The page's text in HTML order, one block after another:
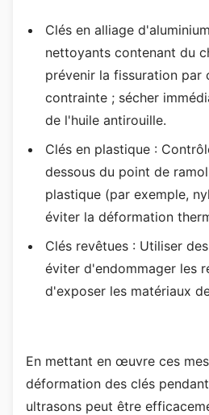
Clés en alliage
nettoyants contenant du
prévenir la fissuration par
contrainte ; sécher
de l'huile antirouille.
Clés en plastique :
dessous du point de
plastique (par exemple,
éviter la déformation
Clés revêtues : Utiliser
éviter d'endommager les
d'exposer les matériaux
En mettant en œuvre ces
déformation des clés
ultrasons peut être